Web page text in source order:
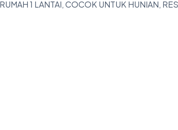
1 LANTAI, COCOK UNTUK HUNIAN,